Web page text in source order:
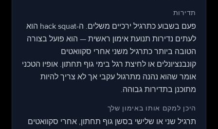
תדירות
פעם בשבוע כתרגיל ירכיים משלים. ה-hack squat הוא
לעתים נדירות תנועת אימון ראשית — הוא פועל בצורה
הטובה ביותר כתרגיל משני אחרי סקוואטים
קונבנציונלים או לחיצת רגל בימי גוף תחתון. אופיו הטכני
אומר שהוא נהנה מתרגול עקבי אך לא צריך להיות
מתוכנן בתדירות גבוהה.
היכן למקם אותו באימון שלך
תרגיל שני או שלישי בסשן גוף תחתון, אחרי סקוואטים